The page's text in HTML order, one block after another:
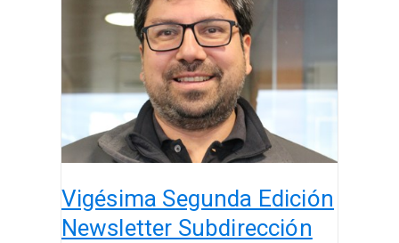
Vigésima Segunda Edición
Newsletter Subdirección
Edición
Subdirección
de
Personas